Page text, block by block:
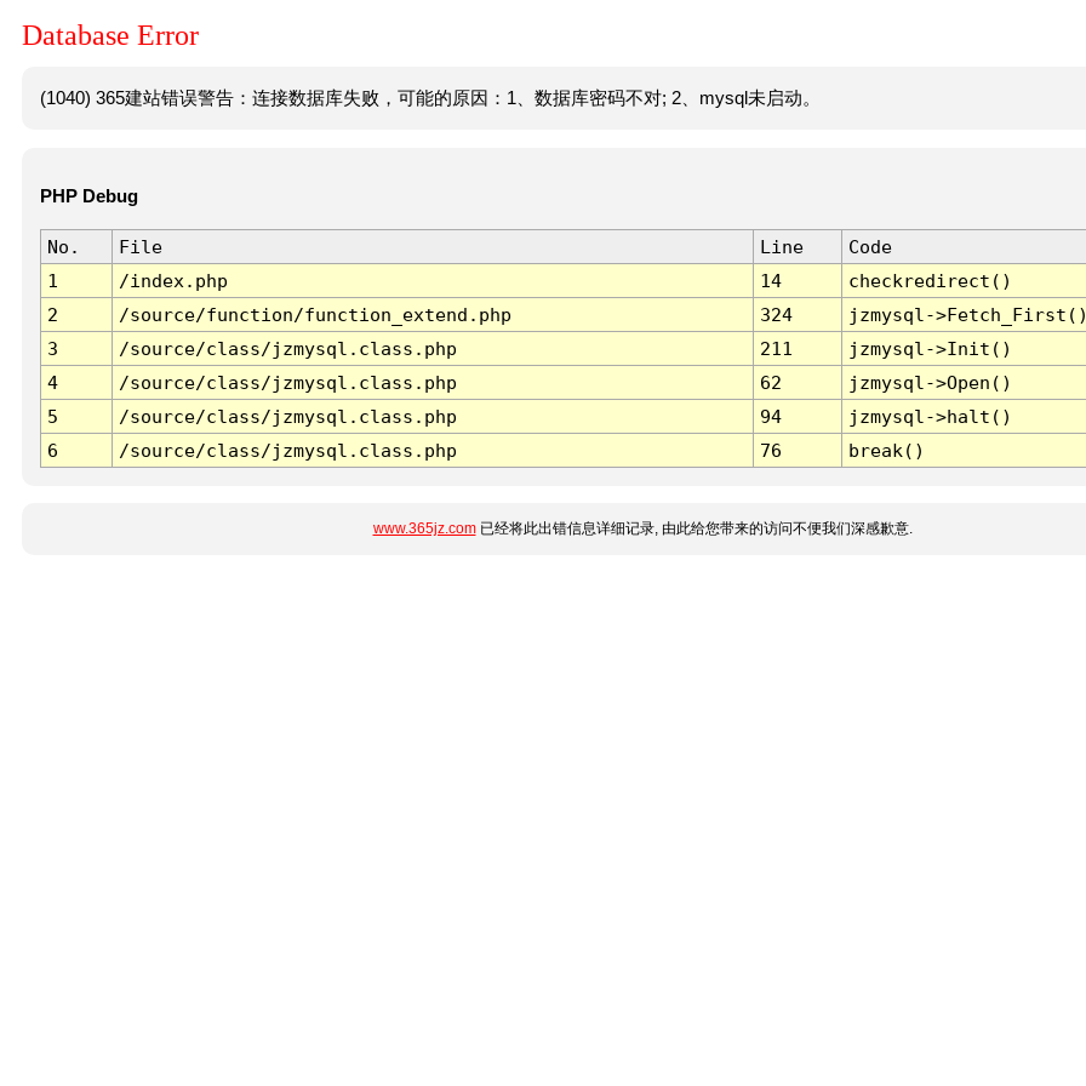
Database Error
(1040) 365建站错误警告：连接数据库失败，可能的原因：1、数据库密码不对; 2、mysql未启动。
PHP Debug
No. File Line
Code
1
/index.php 14
checkredirect()
2
/source/function/function_extend.php 324
jzmysql-
3
/source/class/jzmysql.class.php 211
jzmysql->Init()
4
/source/class/jzmysql.class.php 62
jzmysql->Open()
5
/source/class/jzmysql.class.php 94
jzmysql->halt()
6
/source/class/jzmysql.class.php 76 break()
www.365jz.com已经将此出错信息详细记录, 由此给您带来的访问不便我们深感歉意.